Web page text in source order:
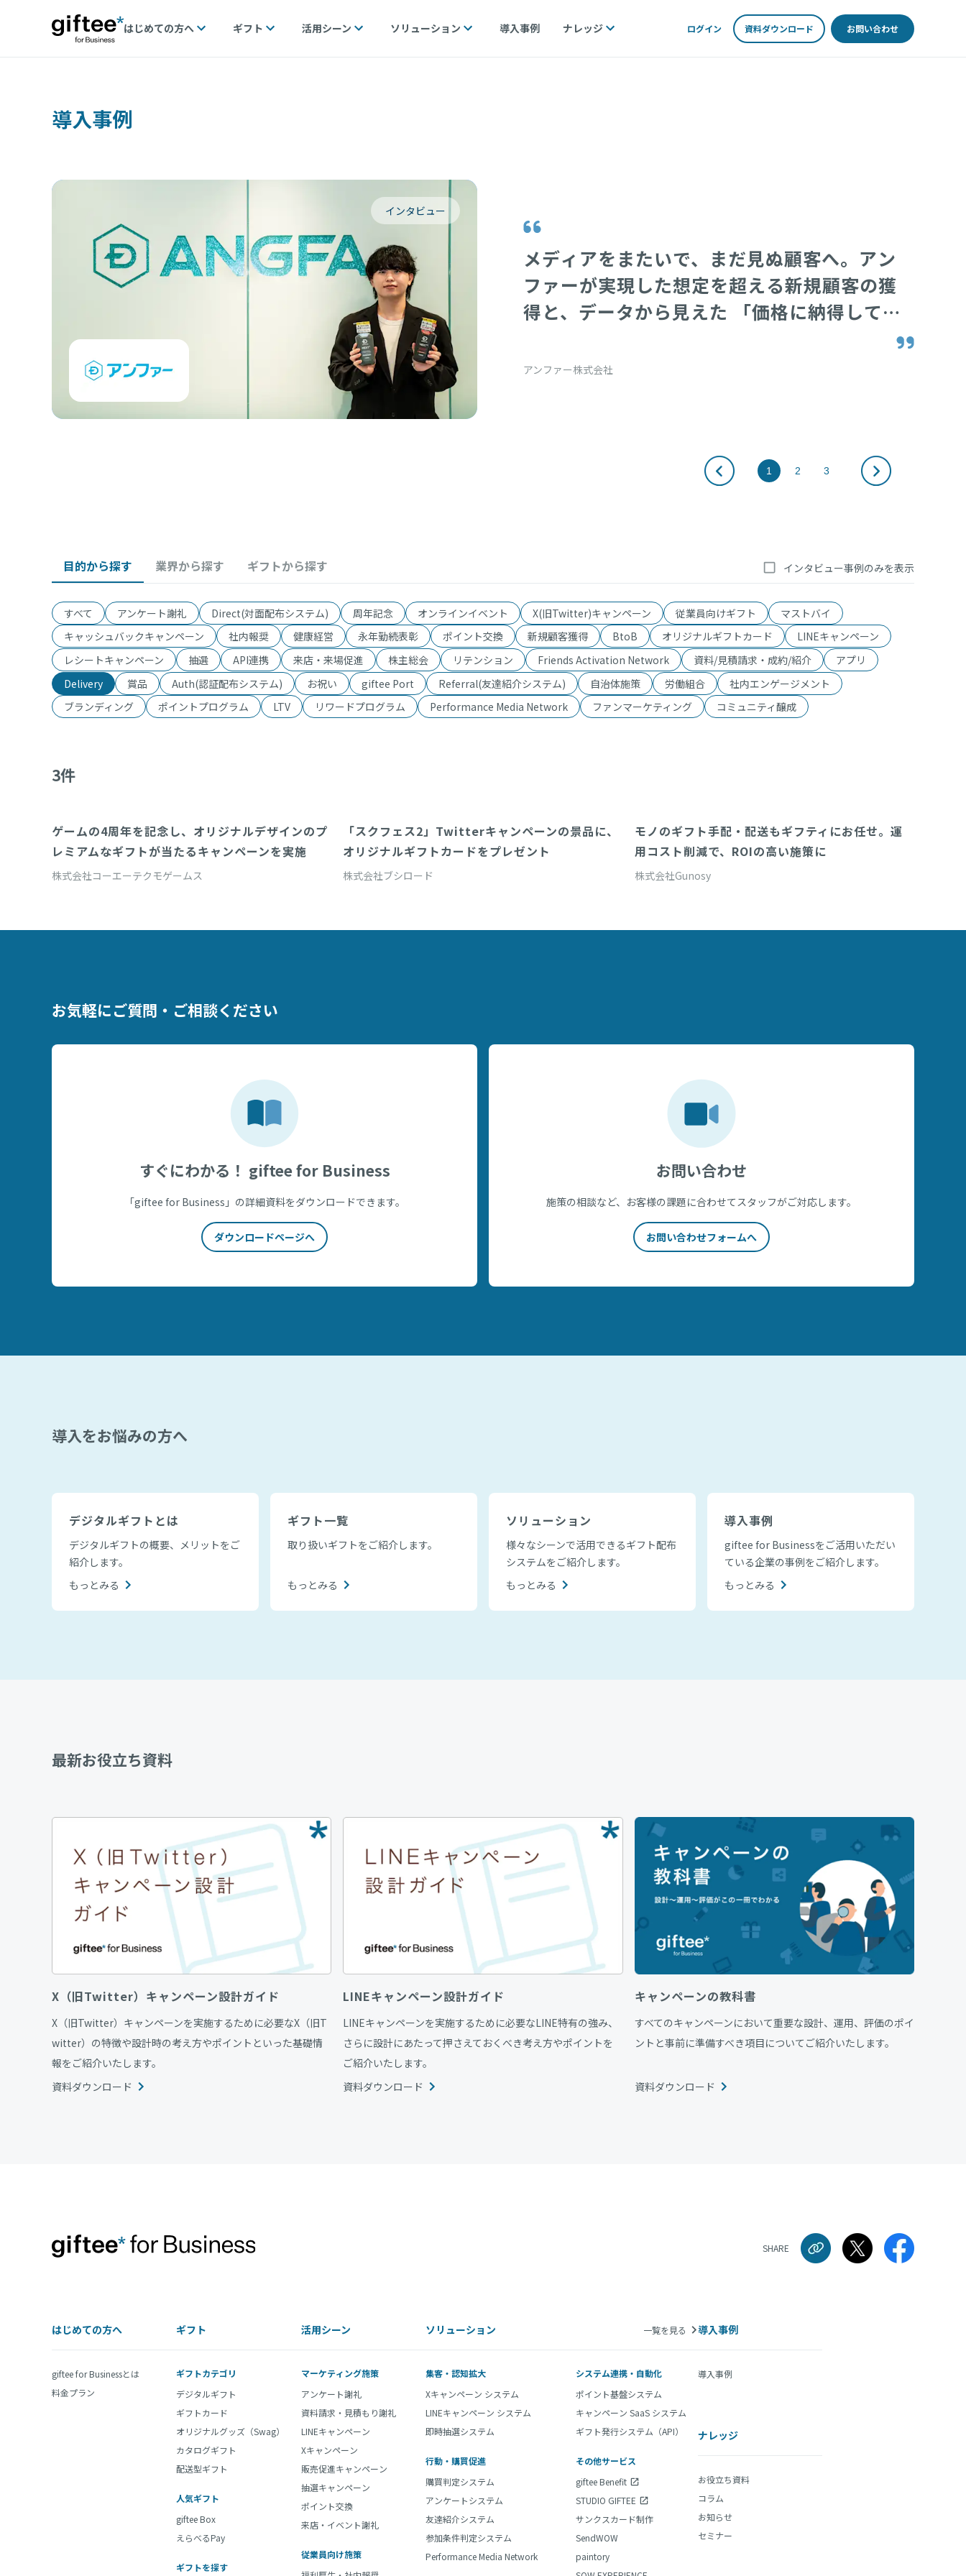
はじめての方へ ギフト 活用シーン ソリューション 導入事例 ナレッジ ログイン 資料ダウンロード お問い合わせ
導入事例
インタビュー
メディアをまたいで、まだ見ぬ顧客へ。アン
ファーが実現した想定を超える新規顧客の獲
得と、データから見えた 「価格に納得して買
アンファー株式会社
1 2 3
目的から探す 業界から探す ギフトから探す
すべて アンケート謝礼 Direct(対面配布システム) 周年記念 オンラインイベント X(旧Twitter)キャンペーン 従業員向けギフト
マストバイ
キャッシュバックキャンペーン
社内報奨 健康経営 永年勤続表彰 ポイント交換 新規顧客獲得 BtoB オリジナルギフトカード
LINEキャンペーン
レシートキャンペーン
抽選 API連携 来店・来場促進 株主総会 リテンション Friends Activation Network 資料/見積請求・成約/紹介
アプリ
Delivery
賞品 Auth(認証配布システム) お祝い giftee Port Referral(友達紹介システム) 自治体施策 労働組合
社内エンゲージメント
ブランディング
ポイントプログラム LTV リワードプログラム Performance Media Network ファンマーケティング コミュニティ醸成
インタビュー事例のみを表示
3件
Delivery(商品配送システム)
ゲームの4周年を記念し、オリジナルデザインのプ
レミアムなギフトが当たるキャンペーンを実施
株式会社コーエーテクモゲームス
X (キャンペーンシステム)
「スクフェス2」Twitterキャンペーンの景品に、
オリジナルギフトカードをプレゼント
株式会社ブシロード
Delivery(商品配送システム)
モノのギフト手配・配送もギフティにお任せ。運
用コスト削減で、ROIの高い施策に
株式会社Gunosy
お気軽にご質問・ご相談ください
すぐにわかる！ giftee for Business
「giftee for Business」の詳細資料をダウンロードできます。
ダウンロードページへ
お問い合わせ
施策の相談など、お客様の課題に合わせてスタッフがご対応します。
お問い合わせフォームへ
導入をお悩みの方へ
デジタルギフトとは
デジタルギフトの概要、メリットをご
紹介します。
もっとみる
ギフト一覧
取り扱いギフトをご紹介します。
もっとみる
ソリューション
様々なシーンで活用できるギフト配布
システムをご紹介します。
もっとみる
導入事例
giftee for Businessをご活用いただい
ている企業の事例をご紹介します。
もっとみる
最新お役立ち資料
X（旧Twitter）キャンペーン設計ガイド
X（旧Twitter）キャンペーンを実施するために必要なX（旧T
witter）の特徴や設計時の考え方やポイントといった基礎情
報をご紹介いたします。
資料ダウンロード
LINEキャンペーン設計ガイド
LINEキャンペーンを実施するために必要なLINE特有の強み、
さらに設計にあたって押さえておくべき考え方やポイントを
ご紹介いたします。
資料ダウンロード
キャンペーンの教科書
すべてのキャンペーンにおいて重要な設計、運用、評価のポイ
ントと事前に準備すべき項目についてご紹介いたします。
資料ダウンロード
SHARE
はじめての方へ
giftee for Businessとは
料金プラン
ギフト
ギフトカテゴリ
デジタルギフト
ギフトカード
オリジナルグッズ（Swag）
カタログギフト
配送型ギフト
人気ギフト
giftee Box
えらべるPay
ギフトを探す
活用シーン
マーケティング施策
アンケート謝礼
資料請求・見積もり謝礼
LINEキャンペーン
Xキャンペーン
販売促進キャンペーン
抽選キャンペーン
ポイント交換
来店・イベント謝礼
従業員向け施策
ソリューション 一覧を見る
集客・認知拡大
Xキャンペーン システム
LINEキャンペーン システム
即時抽選システム
行動・購買促進
購買判定システム
アンケートシステム
友達紹介システム
参加条件判定システム
Performance Media Network
システム連携・自動化
ポイント基盤システム
キャンペーン SaaS システム
ギフト発行システム（API）
その他サービス
giftee Benefit
STUDIO GIFTEE
サンクスカード制作
SendWOW
paintory
導入事例
導入事例
ナレッジ
お役立ち資料
コラム
お知らせ
セミナー